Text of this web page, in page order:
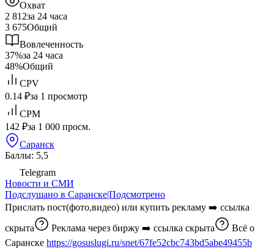
Охват
2 812за 24 часа
3 675Общий
Вовлеченность
37%за 24 часа
48%Общий
CPV
0.14 ₽за 1 просмотр
CPM
142 ₽за 1 000 просм.
Саранск
Баллы: 5,5
Telegram
Новости и СМИ
Подслушано в Саранске|Подсмотрено
Прислать пост(фото,видео) или купить рекламу ➡️ ссылка
скрыта
Реклама через биржу ➡️ ссылка скрыта
Всё о
Саранске https://gosuslugi.ru/snet/67fe52cbc743bd5abe49455b